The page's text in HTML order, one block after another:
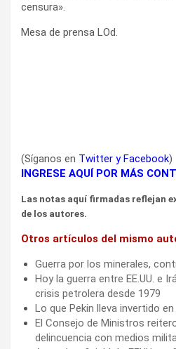
censura».
Mesa de prensa LOd.
(Síganos en Twitter y Facebook)
INGRESE AQUÍ POR MÁS
Las notas aquí firmadas reflejan
de los autores.
Otros artículos del mismo
Guerra por los minerales,
Hoy la guerra entre EE.UU. e
crisis petrolera desde 1979
Lo que Pekin lleva invertido
El Consejo de Ministros
delincuencia con medios